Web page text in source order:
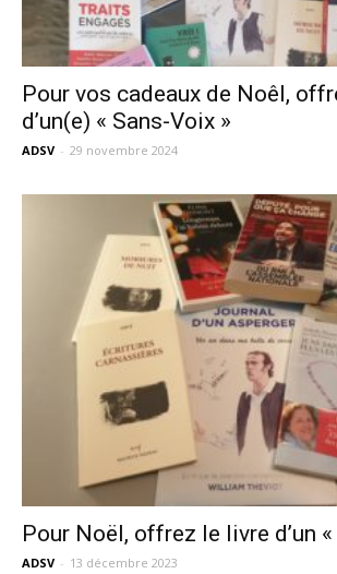
voix
Pour vos cadeaux de Noêl,
d’un(e) « Sans-Voix »
ADSV - 29 novembre 2024
Pour Noël, offrez le livre d’un
ADSV - 13 décembre 2023